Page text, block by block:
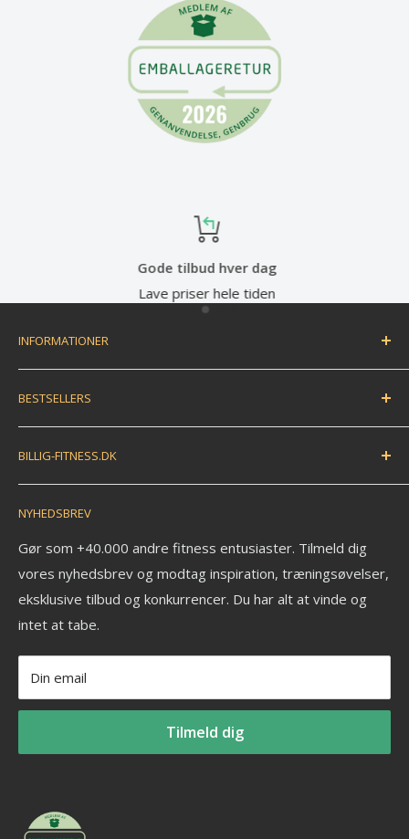
Gode tilbud hver dag
Lave priser hele tiden
NYHEDSBREV
Gør som +40.000 andre fitness entusiaster. Tilmeld dig
vores nyhedsbrev og modtag inspiration, træningsøvelser,
eksklusive tilbud og konkurrencer. Du har alt at vinde og
intet at tabe.
Din email
Tilmeld dig
INFORMATIONER
Handelsbetingelser
Fortryd dit køb / bestil returlabel
FAQ
EAN betaling
Anmeldelser
Kontakt
Om os
Ledige stillinger
Fitness blog
Blog om styrketræning
Privatlivspolitik
Refusionspolitik
BESTSELLERS
Træningsmåtte
Træningsbold
Træningselastik
Håndvægte
Pull up bar
Kettlebell
Aerobic vægtstang sæt
Vægtstang
Vægtskive
BILLIG-FITNESS.DK
N.K. Import APS
Savværksvej 3
6360 Tinglev
CVR: 33772580
_______________________
Mail: info@billig-fitness.dk